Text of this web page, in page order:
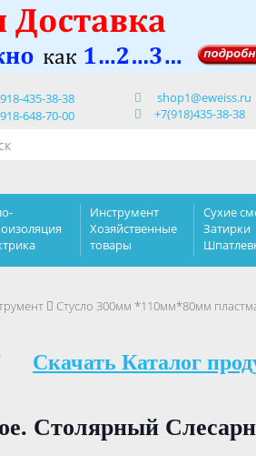
435-38-38
648-70-00
shop1@eweiss.ru
+7(918)435-38-38
Инструмент
Хозяйственные
товары
Сухие
Затирки
Стусло 300мм *110мм*80мм
Скачать Каталог
Столярный